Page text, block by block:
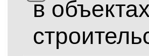
в объектах